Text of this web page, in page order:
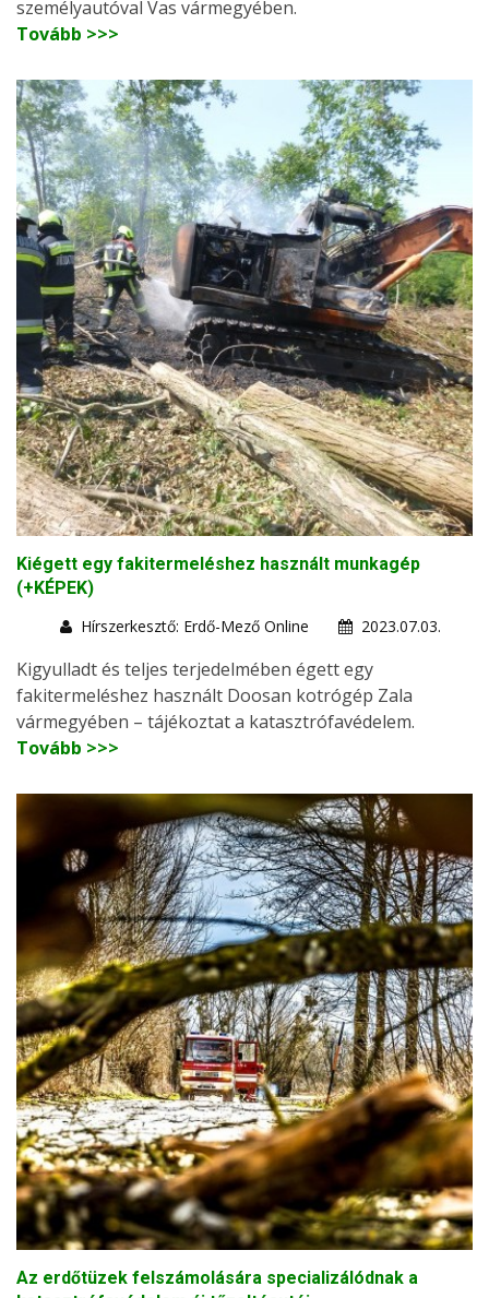
személyautóval Vas vármegyében.
Tovább >>>
Kiégett egy fakitermeléshez használt munkagép
(+KÉPEK)
Hírszerkesztő: Erdő-Mező Online
2023.07.03.
Kigyulladt és teljes terjedelmében égett egy
fakitermeléshez használt Doosan kotrógép Zala
vármegyében – tájékoztat a katasztrófavédelem.
Tovább >>>
Az erdőtüzek felszámolására specializálódnak a